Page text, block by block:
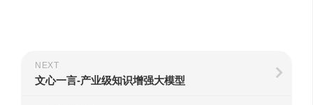
NEXT
文心一言-产业级知识增强大模型